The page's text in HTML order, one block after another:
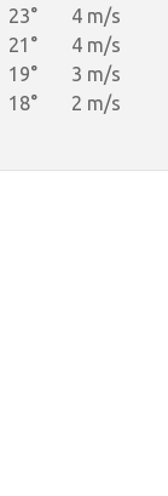
23°
4 m/s
21°
4 m/s
19°
3 m/s
18° 2 m/s